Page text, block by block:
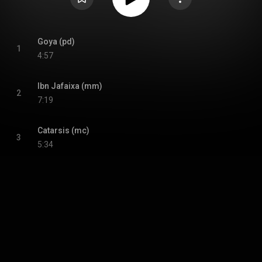
1
Goya (pd)
4:57
2
Ibn Jafaixa (mm)
7:19
3
Catarsis (mc)
5:34